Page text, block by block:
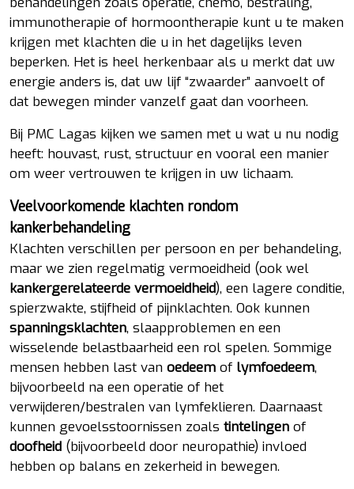
immunotherapie of hormoontherapie kunt u te maken
krijgen met klachten die u in het dagelijks leven
beperken. Het is heel herkenbaar als u merkt dat uw
energie anders is, dat uw lijf “zwaarder” aanvoelt of
dat bewegen minder vanzelf gaat dan voorheen.
Bij PMC Lagas kijken we samen met u wat u nu nodig
heeft: houvast, rust, structuur en vooral een manier
om weer vertrouwen te krijgen in uw lichaam.
Veelvoorkomende klachten rondom
kankerbehandeling
Klachten verschillen per persoon en per behandeling,
maar we zien regelmatig vermoeidheid (ook wel
kankergerelateerde vermoeidheid), een lagere conditie,
spierzwakte, stijfheid of pijnklachten. Ook kunnen
spanningsklachten, slaapproblemen en een
wisselende belastbaarheid een rol spelen. Sommige
mensen hebben last van oedeem of lymfoedeem,
bijvoorbeeld na een operatie of het
verwijderen/bestralen van lymfeklieren. Daarnaast
kunnen gevoelsstoornissen zoals tintelingen of
doofheid (bijvoorbeeld door neuropathie) invloed
hebben op balans en zekerheid in bewegen.